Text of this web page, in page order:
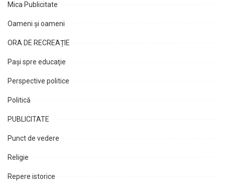
Mica Publicitate
Oameni şi oameni
ORA DE RECREAȚIE
Paşi spre educaţie
Perspective politice
Politică
PUBLICITATE
Punct de vedere
Religie
Repere istorice